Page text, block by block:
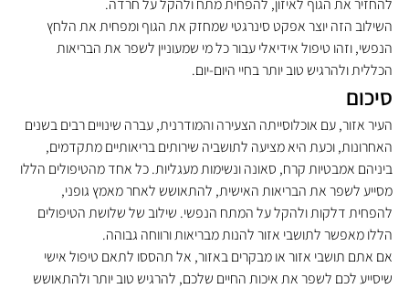
להחזיר את הגוף לאיזון, להפחית מתח ולהקל על חרדה.
השילוב הזה יוצר אפקט סינרגטי שמחזק את הגוף ומפחית את הלחץ
הנפשי, וזהו טיפול אידיאלי עבור כל מי שמעוניין לשפר את הבריאות
הכללית ולהרגיש טוב יותר בחיי היום-יום.
סיכום
העיר אזור, עם אוכלוסייתה הצעירה והמודרנית, עברה שינויים רבים בשנים
האחרונות, וכעת היא מציעה לתושביה שירותים בריאותיים מתקדמים,
ביניהם אמבטיות קרח, סאונה ונשימות מעגליות. כל אחד מהטיפולים הללו
מסייע לשפר את הבריאות האישית, להתאושש לאחר מאמץ גופני,
להפחית דלקות ולהקל על המתח הנפשי. שילוב של שלושת הטיפולים
הללו מאפשר לתושבי אזור להנות מבריאות ורווחה גבוהה.
אם אתם תושבי אזור או מבקרים באזור, אל תהססו לתאם טיפול אישי
שיסייע לכם לשפר את איכות החיים שלכם, להרגיש טוב יותר ולהתאושש